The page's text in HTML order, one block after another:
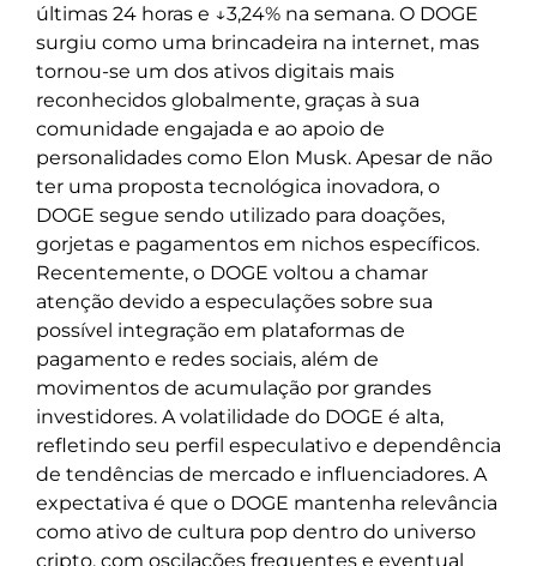
últimas 24 horas e ↓3,24% na semana. O DOGE
surgiu como uma brincadeira na internet, mas
tornou-se um dos ativos digitais mais
reconhecidos globalmente, graças à sua
comunidade engajada e ao apoio de
personalidades como Elon Musk. Apesar de não
ter uma proposta tecnológica inovadora, o
DOGE segue sendo utilizado para doações,
gorjetas e pagamentos em nichos específicos.
Recentemente, o DOGE voltou a chamar
atenção devido a especulações sobre sua
possível integração em plataformas de
pagamento e redes sociais, além de
movimentos de acumulação por grandes
investidores. A volatilidade do DOGE é alta,
refletindo seu perfil especulativo e dependência
de tendências de mercado e influenciadores. A
expectativa é que o DOGE mantenha relevância
como ativo de cultura pop dentro do universo
cripto, com oscilações frequentes e eventual